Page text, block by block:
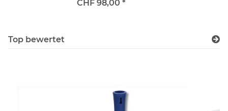
CHF 98,00 *
Top bewertet